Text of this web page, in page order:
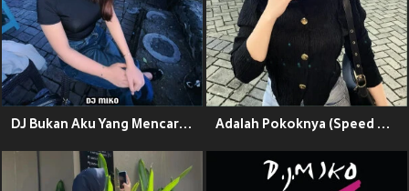
DJ Bukan Aku Yang Mencarimu (Remix) Adalah Pokoknya (Speed Up)